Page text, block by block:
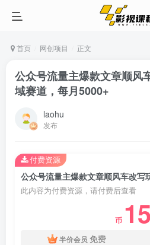
首页 网创项目 正文
公众号流量主爆款文章顺风
域赛道，每月5000+
laohu
发布
此内容为付费资源，请付费后查看
币 15
半价会员 免费
付费资源